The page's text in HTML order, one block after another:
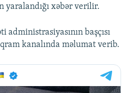
yaralandığı xəbər verilir.
administrasiyasının başçısı
kanalında məlumat verib.